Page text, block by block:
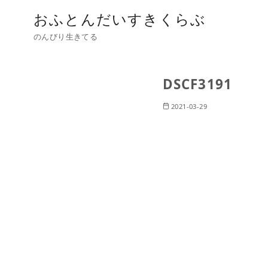
おふとんだいすきくらぶ
のんびり生きてる
DSCF3191
2021-03-29